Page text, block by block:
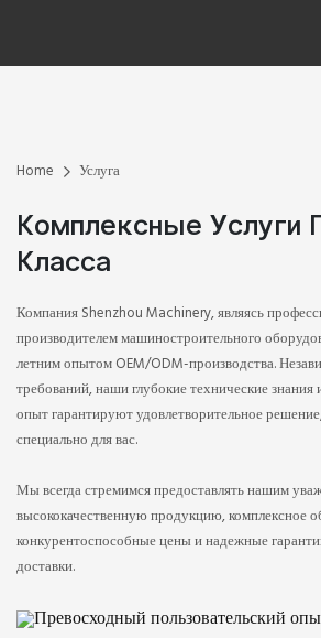
Home Услуга
Комплексные Услуги
Класса
Компания Shenzhou Machinery, являясь
производителем машиностроительного
летним опытом OEM/ODM-производства.
требований, наши глубокие технические знания
опыт гарантируют удовлетворительное
специально для вас.
Мы всегда стремимся предоставлять нашим
высококачественную продукцию, комплексное
конкурентоспособные цены и надежные
доставки.
Превосходный пользовательский